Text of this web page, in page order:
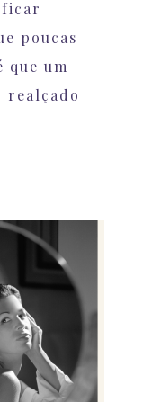
ficar
poucas
que um
realçado